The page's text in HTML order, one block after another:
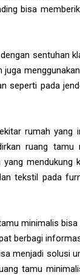
bisa
sentuhan
seperti pada
rumah yang
ruang tamu
mendukung
tekstil pada
minimalis bisa
berbagi
menjadi solusi
tamu